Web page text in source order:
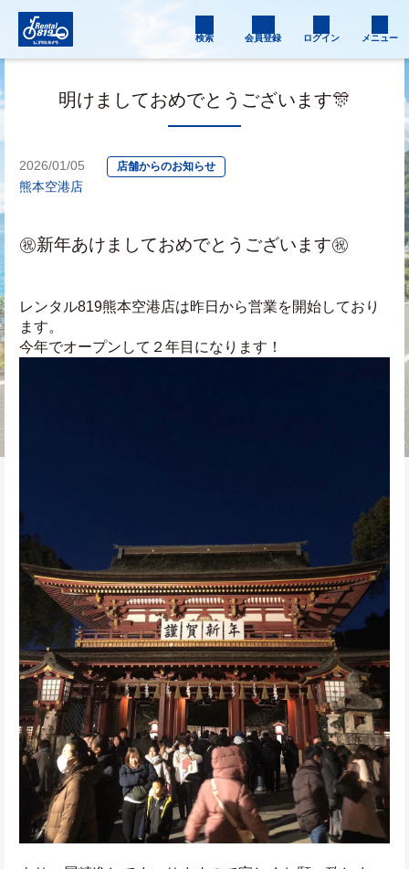
検索 会員登録 ログイン メニュー
明けましておめでとうございます🎊
2026/01/05 店舗からのお知らせ
熊本空港店
㊗️新年あけましておめでとうございます㊗️
レンタル819熊本空港店は昨日から営業を開始しており
ます。
今年でオープンして２年目になります！